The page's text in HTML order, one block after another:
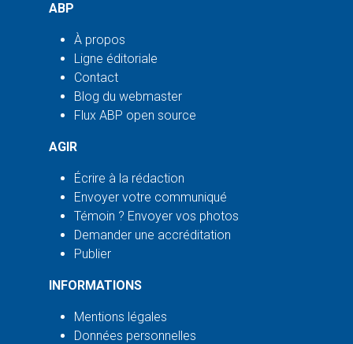
ABP
À propos
Ligne éditoriale
Contact
Blog du webmaster
Flux ABP open source
AGIR
Écrire à la rédaction
Envoyer votre communiqué
Témoin ? Envoyer vos photos
Demander une accréditation
Publier
INFORMATIONS
Mentions légales
Données personnelles